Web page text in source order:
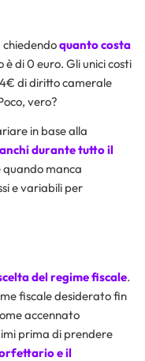
quanto costa
di 0 euro. Gli unici costi
di diritto camerale
vero?
in base alla
durante tutto il
manca
e variabili per
del regime fiscale.
fiscale desiderato fin
accennato
prima di prendere
e il